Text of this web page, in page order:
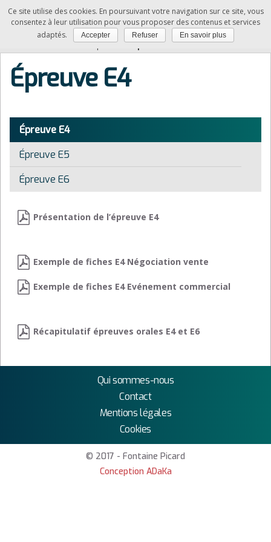
NDRC
Accueil»Épreuves »Épreuve E4
Épreuve E4
Épreuve E4
Épreuve E5
Épreuve E6
Présentation de l’épreuve E4
Exemple de fiches E4 Négociation vente
Exemple de fiches E4 Evénement commercial
Récapitulatif épreuves orales E4 et E6
Qui sommes-nous
Contact
Mentions légales
Cookies
© 2017 - Fontaine Picard
Conception ADaKa
Ce site utilise des cookies. En poursuivant votre navigation sur ce site, vous
consentez à leur utilisation pour vous proposer des contenus et services
adaptés.
Accepter Refuser En savoir plus